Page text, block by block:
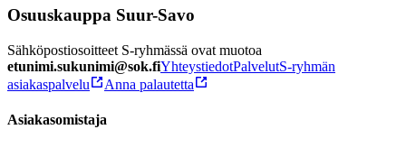
Osuuskauppa Suur-Savo
Sähköpostiosoitteet S-ryhmässä ovat muotoa
etunimi.sukunimi@sok.fiYhteystiedotPalvelutS-ryhmän
asiakaspalvelu
Anna palautetta
Asiakasomistaja